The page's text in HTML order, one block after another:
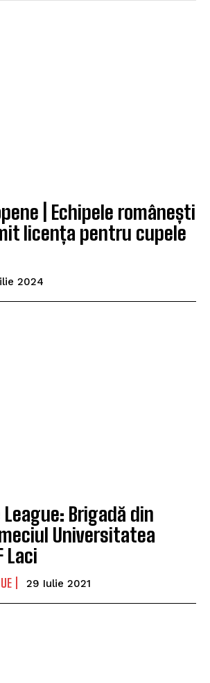
| Echipele românești
licența pentru cupele
2024
Brigadă din
Universitatea
Laci
29 Iulie 2021